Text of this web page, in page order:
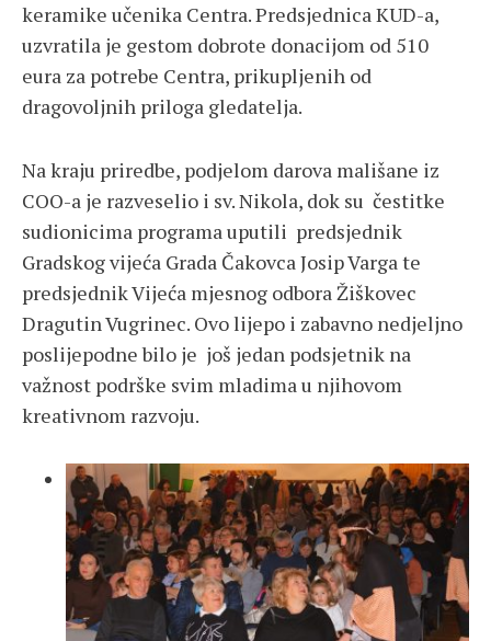
keramike učenika Centra. Predsjednica KUD-a,
uzvratila je gestom dobrote donacijom od 510
eura za potrebe Centra, prikupljenih od
dragovoljnih priloga gledatelja.
Na kraju priredbe, podjelom darova mališane iz
COO-a je razveselio i sv. Nikola, dok su čestitke
sudionicima programa uputili predsjednik
Gradskog vijeća Grada Čakovca Josip Varga te
predsjednik Vijeća mjesnog odbora Žiškovec
Dragutin Vugrinec. Ovo lijepo i zabavno nedjeljno
poslijepodne bilo je još jedan podsjetnik na
važnost podrške svim mladima u njihovom
kreativnom razvoju.